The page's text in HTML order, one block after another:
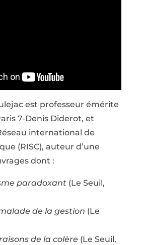
est professeur émérite
7-Denis Diderot, et
international de
(RISC), auteur d’une
dont :
paradoxant (Le Seuil,
de la gestion (Le
de la colère (Le Seuil,